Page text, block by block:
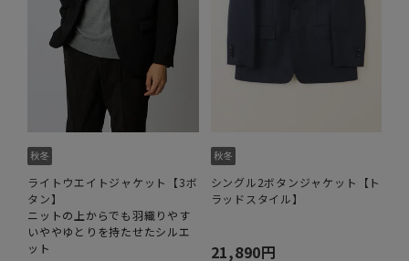
ライトウエイトジャケット【3ボ
タン】
ニットの上からでも羽織りやす
いややゆとりを持たせたシルエ
ット
シングル2ボタンジャケット【ト
ラッドスタイル】
21,890円